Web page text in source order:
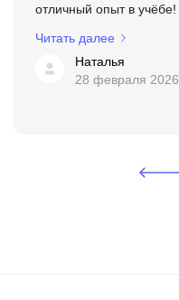
отличный опыт в учёбе!
Читать далее
Наталья
28 февраля 2026